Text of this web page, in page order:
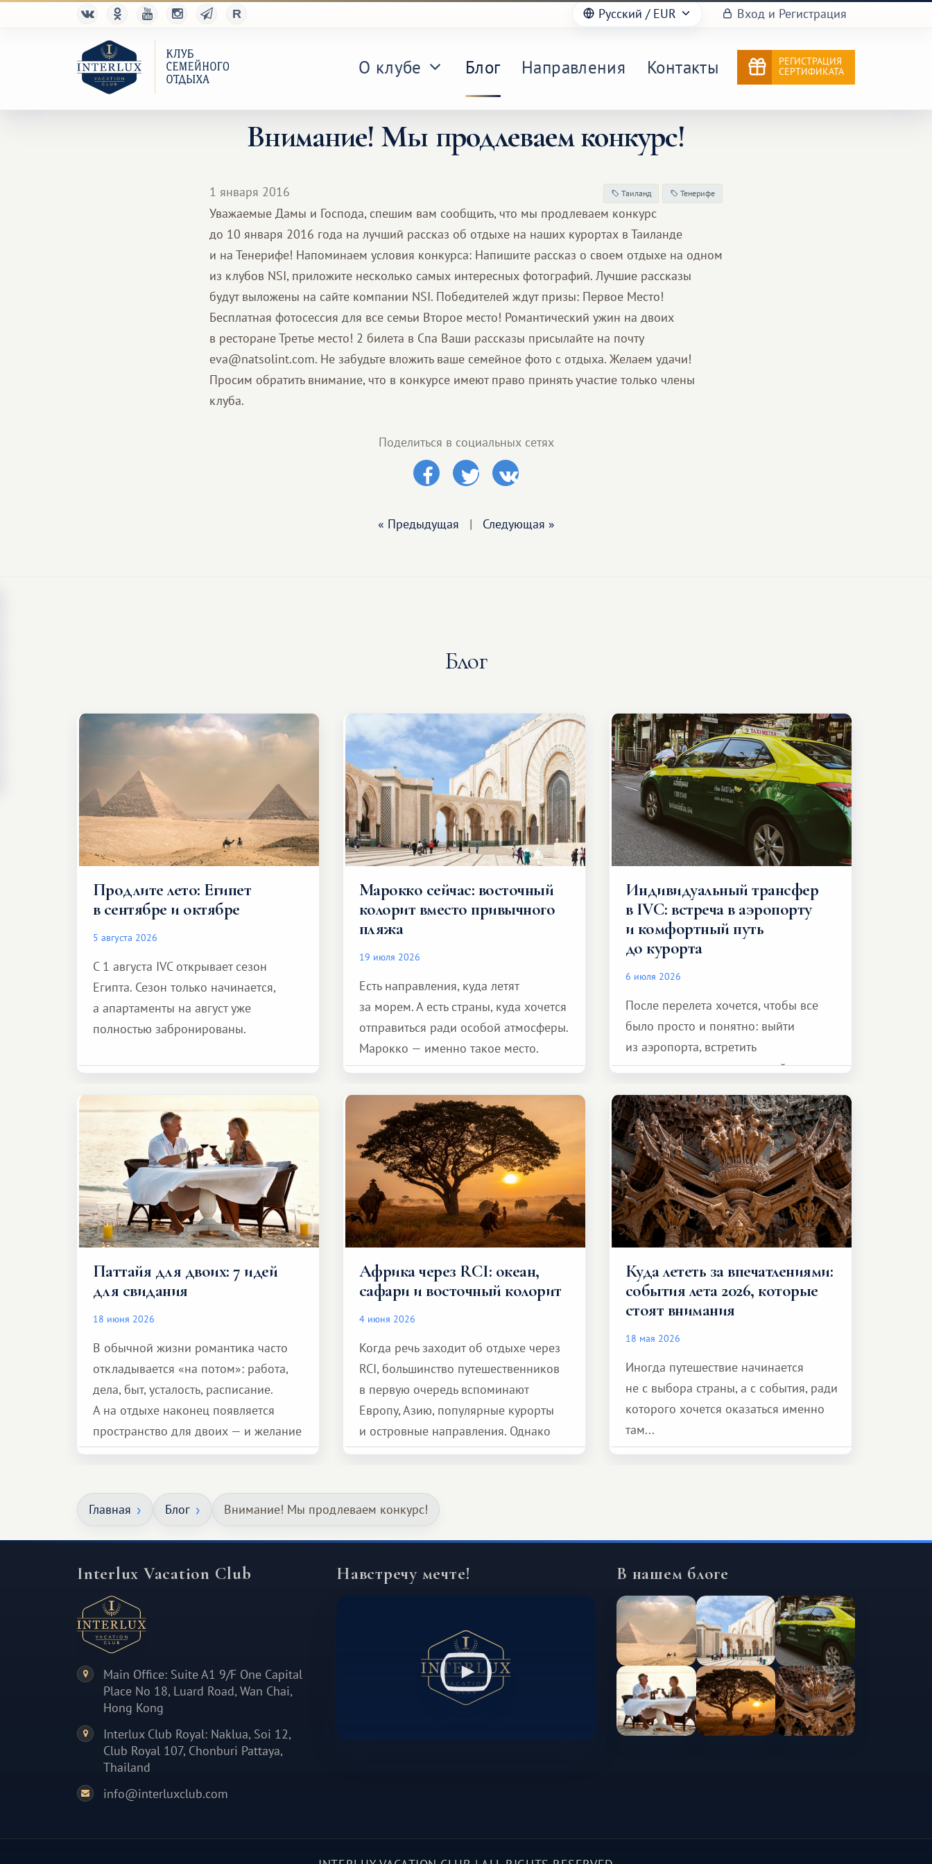
Русский / EUR Вход и Регистрация
О клубе Блог Направления Контакты
РЕГИСТРАЦИЯ
СЕРТИФИКАТА
Внимание! Мы продлеваем конкурс!
1 января 2016 Таиланд Тенерифе
Уважаемые Дамы и Господа, спешим вам сообщить, что мы продлеваем конкурс
до 10 января 2016 года на лучший рассказ об отдыхе на наших курортах в Таиланде
и на Тенерифе! Напоминаем условия конкурса: Напишите рассказ о своем отдыхе на одном
из клубов NSI, приложите несколько самых интересных фотографий. Лучшие рассказы
будут выложены на сайте компании NSI. Победителей ждут призы: Первое Место!
Бесплатная фотосессия для все семьи Второе место! Романтический ужин на двоих
в ресторане Третье место! 2 билета в Спа Ваши рассказы присылайте на почту
eva@natsolint.com. Не забудьте вложить ваше семейное фото с отдыха. Желаем удачи!
Просим обратить внимание, что в конкурсе имеют право принять участие только члены
клуба.
Поделиться в социальных сетях
« Предыдущая | Следующая »
Блог
Продлите лето: Египет
в сентябре и октябре
5 августа 2026
С 1 августа IVC открывает сезон
Египта. Сезон только начинается,
а апартаменты на август уже
полностью забронированы.
Марокко сейчас: восточный
колорит вместо привычного
пляжа
19 июля 2026
Есть направления, куда летят
за морем. А есть страны, куда хочется
отправиться ради особой атмосферы.
Марокко — именно такое место.
Индивидуальный трансфер
в IVC: встреча в аэропорту
и комфортный путь
до курорта
6 июля 2026
После перелета хочется, чтобы все
было просто и понятно: выйти
из аэропорта, встретить
представителя транспортной
и спокойно доехать до курорта.
Паттайя для двоих: 7 идей
для свидания
18 июня 2026
В обычной жизни романтика часто
откладывается «на потом»: работа,
дела, быт, усталость, расписание.
А на отдыхе наконец появляется
пространство для двоих — и желание
сделать для близкого человека что-то
масштабное, но тёплое
и запоминающееся :)
Африка через RCI: океан,
сафари и восточный колорит
4 июня 2026
Когда речь заходит об отдыхе через
RCI, большинство путешественников
в первую очередь вспоминают
Европу, Азию, популярные курорты
и островные направления. Однако
возможности обменной системы
и Африка — континент, который
способен подарить совершенно иной
Куда лететь за впечатлениями:
события лета 2026, которые
стоят внимания
18 мая 2026
Иногда путешествие начинается
не с выбора страны, а с события, ради
которого хочется оказаться именно
там...
Главная Блог Внимание! Мы продлеваем конкурс!
Interlux Vacation Club
Main Office: Suite A1 9/F One Capital
Place No 18, Luard Road, Wan Chai,
Hong Kong
Interlux Club Royal: Naklua, Soi 12,
Club Royal 107, Chonburi Pattaya,
Thailand
info@interluxclub.com
Навстречу мечте! В нашем блоге